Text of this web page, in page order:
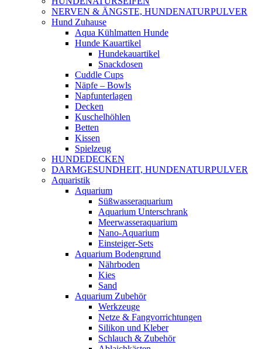
NERVEN & ÄNGSTE, HUNDENATURPULVER
Hund Zuhause
Aqua Kühlmatten Hunde
Hunde Kauartikel
Hundekauartikel
Snackdosen
Cuddle Cups
Näpfe – Bowls
Napfunterlagen
Decken
Kuschelhöhlen
Betten
Kissen
Spielzeug
HUNDEDECKEN
DARMGESUNDHEIT, HUNDENATURPULVER
Aquaristik
Aquarium
Süßwasseraquarium
Aquarium Unterschrank
Meerwasseraquarium
Nano-Aquarium
Einsteiger-Sets
Aquarium Bodengrund
Nährboden
Kies
Sand
Aquarium Zubehör
Werkzeuge
Netze & Fangvorrichtungen
Silikon und Kleber
Schlauch & Zubehör